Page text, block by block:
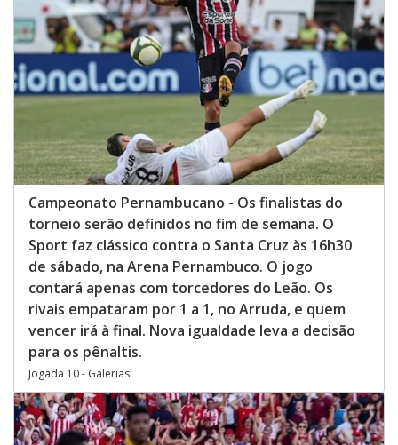
Campeonato Pernambucano - Os finalistas do
torneio serão definidos no fim de semana. O
Sport faz clássico contra o Santa Cruz às 16h30
de sábado, na Arena Pernambuco. O jogo
contará apenas com torcedores do Leão. Os
rivais empataram por 1 a 1, no Arruda, e quem
vencer irá à final. Nova igualdade leva a decisão
para os pênaltis.
Jogada 10 - Galerias